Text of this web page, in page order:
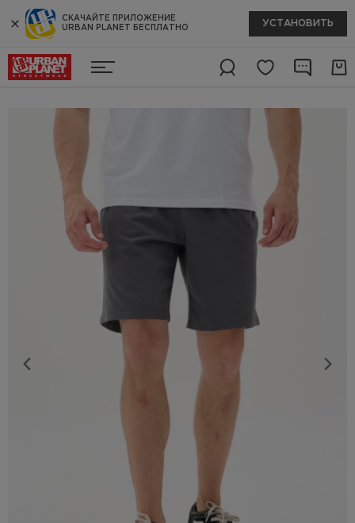
СКАЧАЙТЕ ПРИЛОЖЕНИЕ
URBAN PLANET БЕСПЛАТНО
УСТАНОВИТЬ